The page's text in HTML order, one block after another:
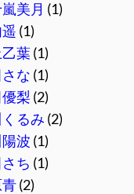
美月 (1)
(1)
葉(1)
な (1)
梨 (2)
るみ (2)
波 (1)
ち (1)
(2)